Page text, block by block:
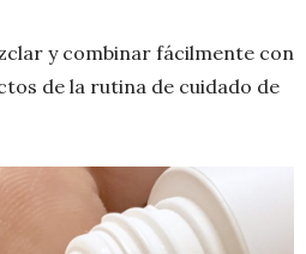
y combinar fácilmente con
de la rutina de cuidado de